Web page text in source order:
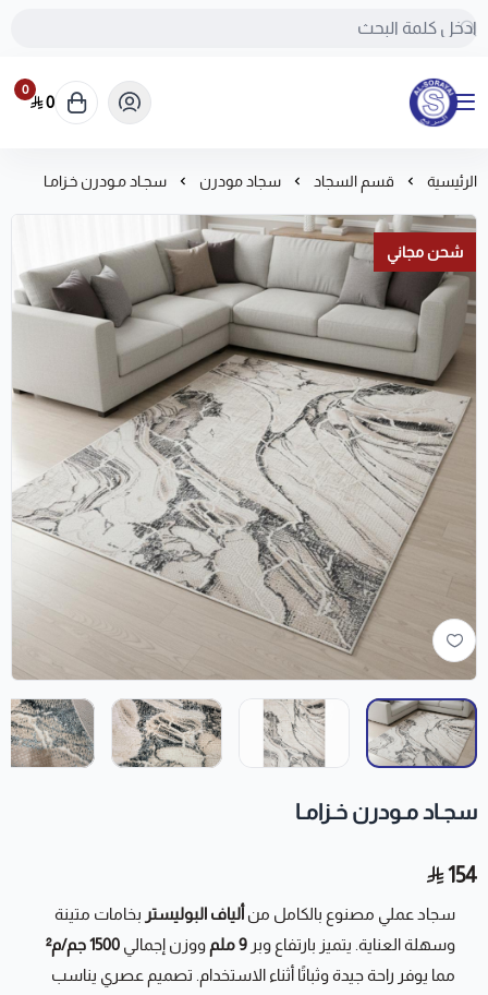
مفروشات السريع-اكبر متجر سجاد في المملكة
0
0
الرئيسية قسم السجاد سجاد مودرن سجـاد مـودرن خـزامـا
شحن مجاني
سجـاد مـودرن خـزامـا
154
سجاد عملي مصنوع بالكامل من ألياف البوليستر بخامات متينة
وسهلة العناية. يتميز بارتفاع وبر 9 ملم ووزن إجمالي 1500 جم/م²
مما يوفر راحة جيدة وثباتًا أثناء الاستخدام. تصميم عصري يناسب